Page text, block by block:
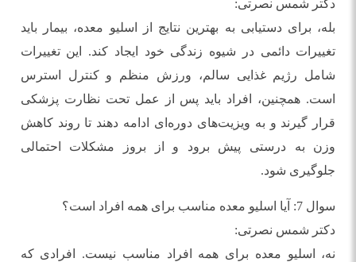
دکتر شمس نصرتی:
بله، برای دستیابی به بهترین نتایج از اسلیو معده، بیمار باید
تغییرات دائمی در شیوه زندگی خود ایجاد کند. این تغییرات
شامل رژیم غذایی سالم، ورزش منظم و کنترل استرس
است. همچنین، افراد باید پس از عمل تحت نظارت پزشکی
قرار گیرند و به ویزیت‌های دوره‌ای ادامه دهند تا روند کاهش
وزن به درستی پیش برود و از بروز مشکلات احتمالی
جلوگیری شود.
سوال 7: آیا اسلیو معده مناسب برای همه افراد است؟
دکتر شمس نصرتی:
نه، اسلیو معده برای همه افراد مناسب نیست. افرادی که